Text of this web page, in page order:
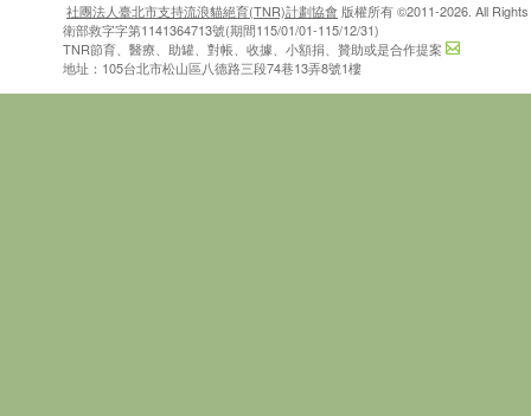
社團法人臺北市支持流浪貓絕育(TNR)計劃協會 版權所有 ©2011-2026. All
衛部救字字第1141364713號(期間115/01/01-115/12/31)
TNR節育、醫療、助罐、對帳、收據、小額捐、贊助或是合作提案
地址：105台北市松山區八德路三段74巷13弄8號1樓